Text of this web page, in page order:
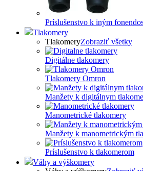
Príslušenstvo k iným
Tlakomery
TlakomeryZobraziť všetky
Digitálne tlakomery
Tlakomery Omron
Manžety k digitálnym
Manometrické tlakomery
Manžety k manometrickým
Príslušenstvo k tlakomerom
Váhy a výškomery